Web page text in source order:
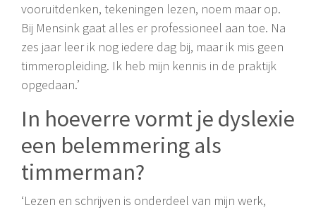
vooruitdenken, tekeningen lezen, noem maar op.
Bij Mensink gaat alles er professioneel aan toe. Na
zes jaar leer ik nog iedere dag bij, maar ik mis geen
timmeropleiding. Ik heb mijn kennis in de praktijk
opgedaan.’
In hoeverre vormt je dyslexie
een belemmering als
timmerman?
‘Lezen en schrijven is onderdeel van mijn werk,